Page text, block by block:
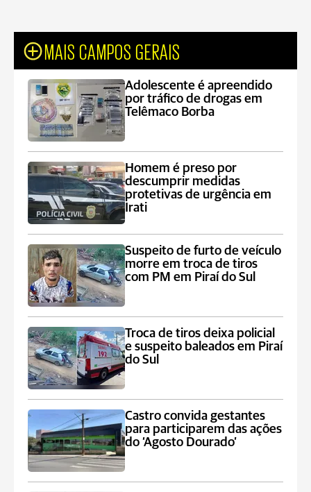
MAIS CAMPOS GERAIS
Adolescente é apreendido
por tráfico de drogas em
Telêmaco Borba
Homem é preso por
descumprir medidas
protetivas de urgência em
Irati
Suspeito de furto de veículo
morre em troca de tiros
com PM em Piraí do Sul
Troca de tiros deixa policial
e suspeito baleados em Piraí
do Sul
Castro convida gestantes
para participarem das ações
do ‘Agosto Dourado’